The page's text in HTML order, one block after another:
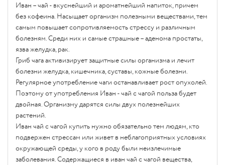
Иван – чай - вкуснейший и ароматнейший напиток, причем
без кофеина. Насыщает организм полезными веществами, тем
самым повышает сопротивляемость стрессу и различным
болезням. Среди них и самые страшные – аденома простаты,
язва желудка, рак.
Гриб чага активизирует защитные силы организма и лечит
болезни желудка, кишечника, суставы, кожные болезни.
Регулярное употребление чаги останавливает рост опухолей.
Поэтому от употребления Иван - чай с чагой польза будет
двойная. Организму дарятся силы двух полезнейших
растений.
Иван чай с чагой купить нужно обязательно тем людям, кто
подвержен стрессам или живет в неблагоприятных условиях
окружающей среды, у кого в роду были неизлечимые
заболевания. Содержащиеся в иван чай с чагой вещества,